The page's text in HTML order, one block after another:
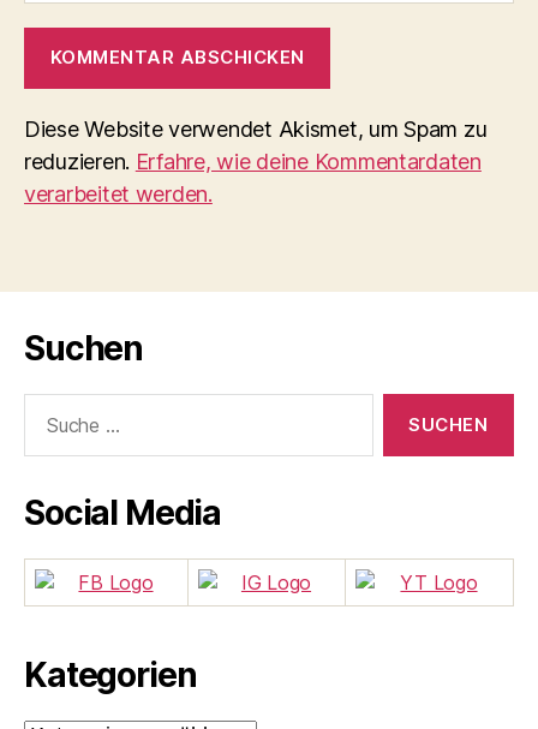
Diese Website verwendet Akismet, um Spam zu
reduzieren. Erfahre, wie deine Kommentardaten
verarbeitet werden.
Suchen
nach:
Social Media
Kategorien